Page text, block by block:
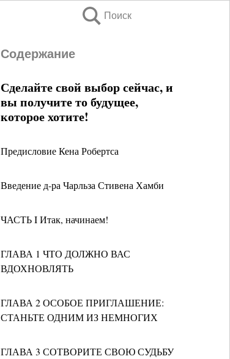
Поиск
Содержание
Сделайте свой выбор сейчас, и
вы получите то будущее,
которое хотите!
Предисловие Кена Робертса
Введение д-ра Чарльза Стивена Хамби
ЧАСТЬ I Итак, начинаем!
ГЛАВА 1 ЧТО ДОЛЖНО ВАС
ВДОХНОВЛЯТЬ
ГЛАВА 2 ОСОБОЕ ПРИГЛАШЕНИЕ:
СТАНЬТЕ ОДНИМ ИЗ НЕМНОГИХ
ГЛАВА 3 СОТВОРИТЕ СВОЮ СУДЬБУ